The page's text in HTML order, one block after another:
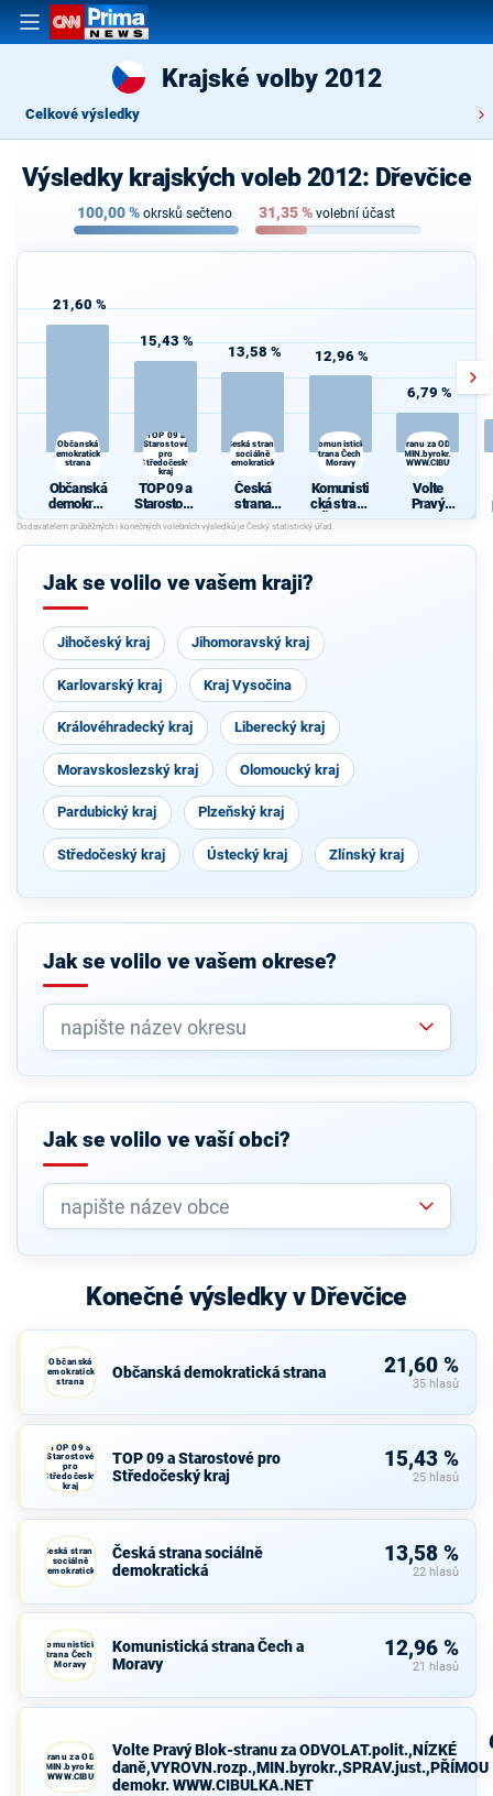
Krajské volby 2012
Celkové výsledky
Výsledky krajských voleb 2012: Dřevčice
100,00% okrsků sečteno 31,35% volební účast
21,60 %
Občanská
demokratická
strana
Občanská
demokrati
cká strana
15,43 %
TOP 09 a
Starostové
pro
Středočeský
kraj
TOP 09 a
Starostové
pro
Středočes
ký kraj
13,58 %
Česká strana
sociálně
demokratická
Česká
strana
sociálně
demokrati
cká
12,96 %
Komunistická
strana Čech a
Moravy
Komunisti
cká strana
Čech a
Moravy
6,79 %
Volte Pravý Blok-stranu za
demokr. WWW.CIBULKA.NET
Volte
Pravý
Blok-
ODVOLAT.
Jak se volilo ve vašem kraji?
Jihočeský kraj Jihomoravský kraj
Karlovarský kraj Kraj Vysočina
Královéhradecký kraj Liberecký kraj
Moravskoslezský kraj Olomoucký kraj
Pardubický kraj Plzeňský kraj
Středočeský kraj Ústecký kraj Zlínský kraj
Jak se volilo ve vašem okrese?
Jak se volilo ve vaší obci?
Konečné výsledky v Dřevčice
Občanská
demokratická
strana
Občanská demokratická strana 21,60 %
35 hlasů
TOP 09 a
Starostové
pro
Středočeský
kraj
TOP 09 a Starostové pro
Středočeský kraj
15,43 %
25 hlasů
Česká strana
sociálně
demokratická
Česká strana sociálně
demokratická
13,58 %
22 hlasů
Komunistická
strana Čech a
Moravy
Komunistická strana Čech a
Moravy
12,96 %
21 hlasů
Blok-stranu za ODVOLAT.polit.,NÍZKÉ
demokr. WWW.CIBULKA.NET
Volte Pravý Blok-stranu za ODVOLAT.polit.,NÍZKÉ
daně,VYROVN.rozp.,MIN.byrokr.,SPRAV.just.,PŘÍMOU
demokr. WWW.CIBULKA.NET